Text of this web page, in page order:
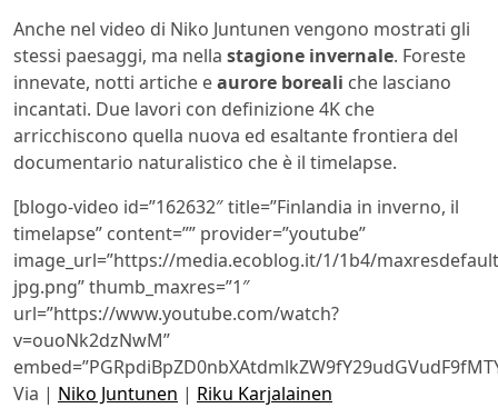
Anche nel video di Niko Juntunen vengono mostrati gli
stessi paesaggi, ma nella stagione invernale. Foreste
innevate, notti artiche eaurore boreali che lasciano
incantati. Due lavori con definizione 4K che
arricchiscono quella nuova ed esaltante frontiera del
documentario naturalistico che è il timelapse.
[blogo-video id=”162632″ title=”Finlandia in inverno, il
timelapse” content=”” provider=”youtube”
image_url=”https://media.ecoblog.it/1/1b4/
jpg.png” thumb_maxres=”1″
url=”https://www.youtube.com/watch?
v=ouoNk2dzNwM”
Via | Niko Juntunen | Riku Karjalainen